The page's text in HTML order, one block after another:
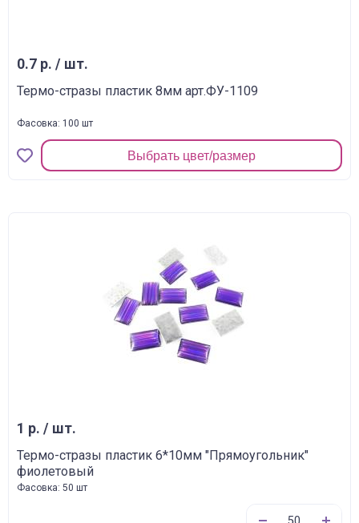
0.7 р. / шт.
Термо-стразы пластик 8мм арт.ФУ-1109
Фасовка: 100 шт
Выбрать цвет/размер
1 р. / шт.
Термо-стразы пластик 6*10мм "Прямоугольник"
фиолетовый
Фасовка: 50 шт